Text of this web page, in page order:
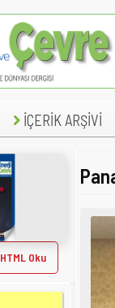
İÇERİK ARŞİVİ
HTML Oku